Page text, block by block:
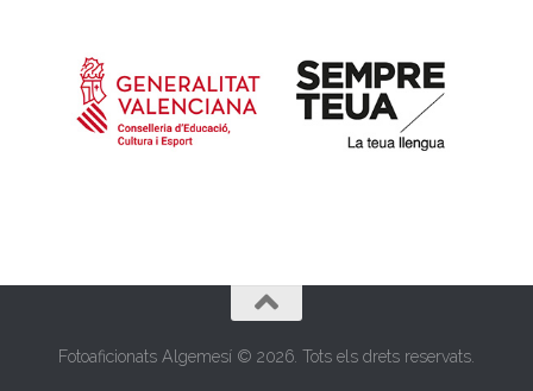
Fotoaficionats Algemesí © 2026. Tots els drets reservats.